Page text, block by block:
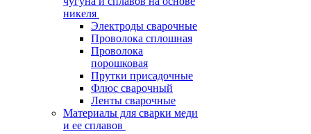
никеля
Электроды сварочные
Проволока сплошная
Проволока
порошковая
Прутки присадочные
Флюс сварочный
Ленты сварочные
Материалы для сварки меди
и ее сплавов